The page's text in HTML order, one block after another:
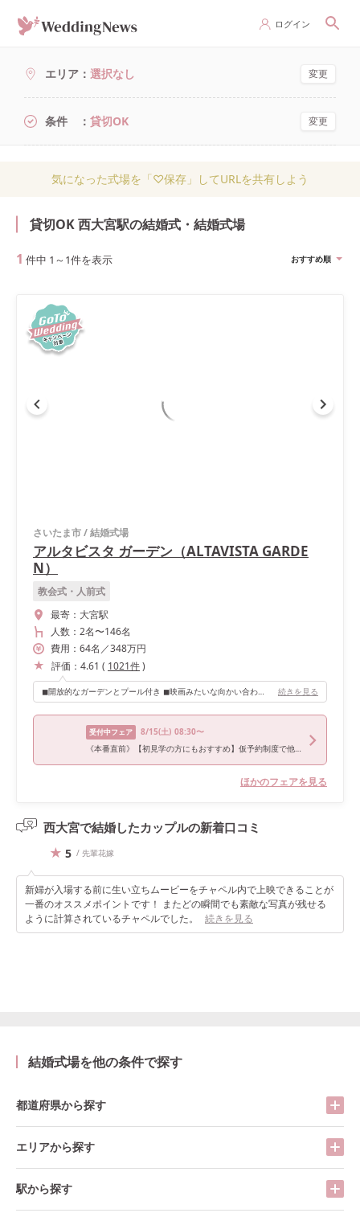
ログイン
エリア 選択なし 変更
条件 貸切OK 変更
気になった式場を「♡保存」してURLを共有しよう
貸切OK 西大宮駅の結婚式・結婚式場
1 件中 1 ～ 1件を表示 おすすめ順
さいたま市/結婚式場
アルタビスタ ガーデン（ALTAVISTA GARDE
N）
教会式・人前式
最寄： 大宮駅
人数： 2名〜146名
費用： 64名 ／348万円
評価： 4.61 ( 1021件)
◼︎開放的なガーデンとプール付き ◼︎映画みたいな向かい合わせの階段 ◼︎どんな天気でも明るく見える白を基調とした会場 ◼︎高砂の後ろには長いソファ有り ◼︎レストラン併設だからこそおいしい料理 ◼︎オリジナルドリンクでのおもてなし ◼︎待合ロビーすらおしゃれすぎて、どこを撮ってもフォトジェニックな空間 続きを見る
受付中フェア 8/15(土) 08:30〜
《本番直前》【初見学の方にもおすすめ】仮予約制度で他会場比較
ほかのフェアを見る
西大宮で結婚したカップルの新着口コミ
5 / 先輩花嫁
新婦が入場する前に生い立ちムービーをチャペル内で上映できることが
一番のオススメポイントです！ またどの瞬間でも素敵な写真が残せる
ように計算されているチャペルでした。
続きを見る
結婚式場を他の条件で探す
都道府県から探す
エリアから探す
駅から探す